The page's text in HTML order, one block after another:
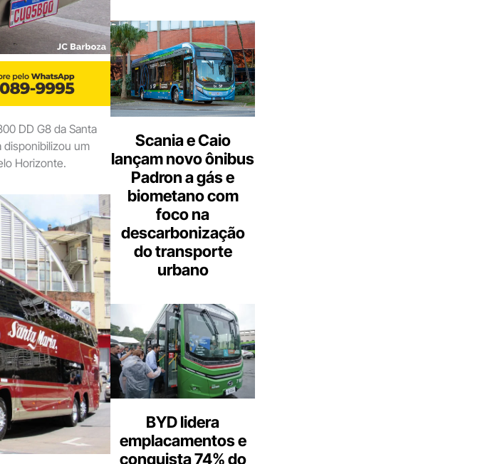
DD G8 da Santa
disponibilizou um
Horizonte.
Scania e Caio
lançam novo ônibus
Padron a gás e
biometano com
foco na
descarbonização
do transporte
urbano
BYD lidera
emplacamentos e
conquista 74% do